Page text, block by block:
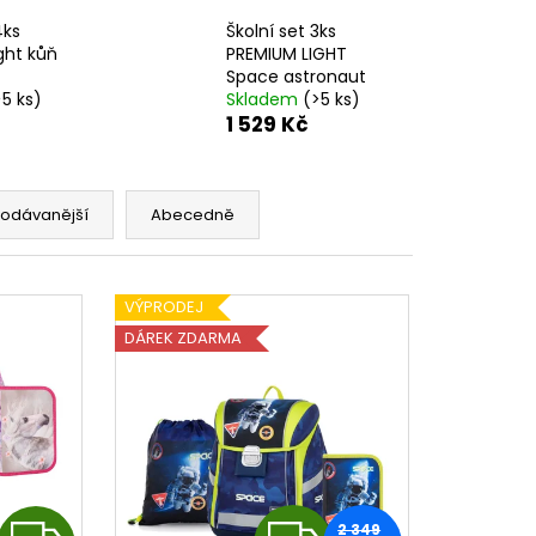
kůň
ks)
Školní set 3ks
PREMIUM LIGHT
Space astronaut
Skladem (>5 ks)
1 529 Kč
Abecedně
VÝPRODEJ
DÁREK ZDARMA
2 349